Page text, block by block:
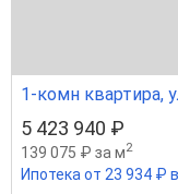
1-комн квартира,
5 423 940 ₽
139 075 ₽ за м2
Ипотека от 23 934 ₽